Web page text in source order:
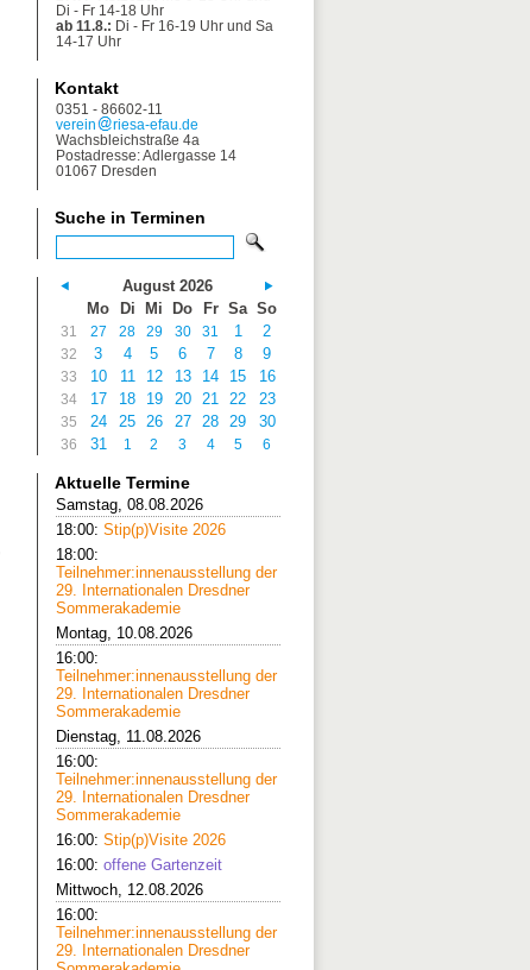
Di - Fr 14-18 Uhr
ab 11.8.: Di - Fr 16-19 Uhr und Sa
14-17 Uhr
Kontakt
0351 - 86602-11
verein
riesa-efau.de
Wachsbleichstraße 4a
Postadresse: Adlergasse 14
01067 Dresden
Suche in Terminen
August 2026
Mo
Di Mi Do Fr Sa So
31 27 28 29 30 31 1 2
32 3 4 5 6 7 8 9
33 10 11 12 13 14 15 16
34 17 18 19 20 21 22 23
35 24 25 26 27 28 29 30
36 31 1 2 3 4 5 6
Aktuelle Termine
Samstag, 08.08.2026
18:00: Stip(p)Visite 2026
18:00:
Teilnehmer:innenausstellung der
29. Internationalen Dresdner
Sommerakademie
Montag, 10.08.2026
16:00:
Teilnehmer:innenausstellung der
29. Internationalen Dresdner
Sommerakademie
Dienstag, 11.08.2026
16:00:
Teilnehmer:innenausstellung der
29. Internationalen Dresdner
Sommerakademie
16:00: Stip(p)Visite 2026
16:00: offene Gartenzeit
Mittwoch, 12.08.2026
16:00:
Teilnehmer:innenausstellung der
29. Internationalen Dresdner